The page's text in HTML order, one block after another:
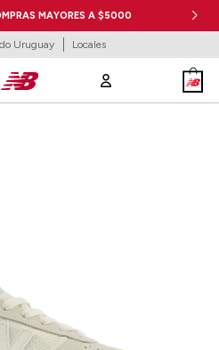
MAYORES A $5000
Uruguay Locales